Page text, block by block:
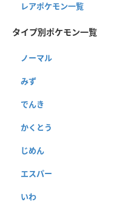
レアポケモン一覧
タイプ別ポケモン一覧
ノーマル
みず
でんき
かくとう
じめん
エスパー
いわ